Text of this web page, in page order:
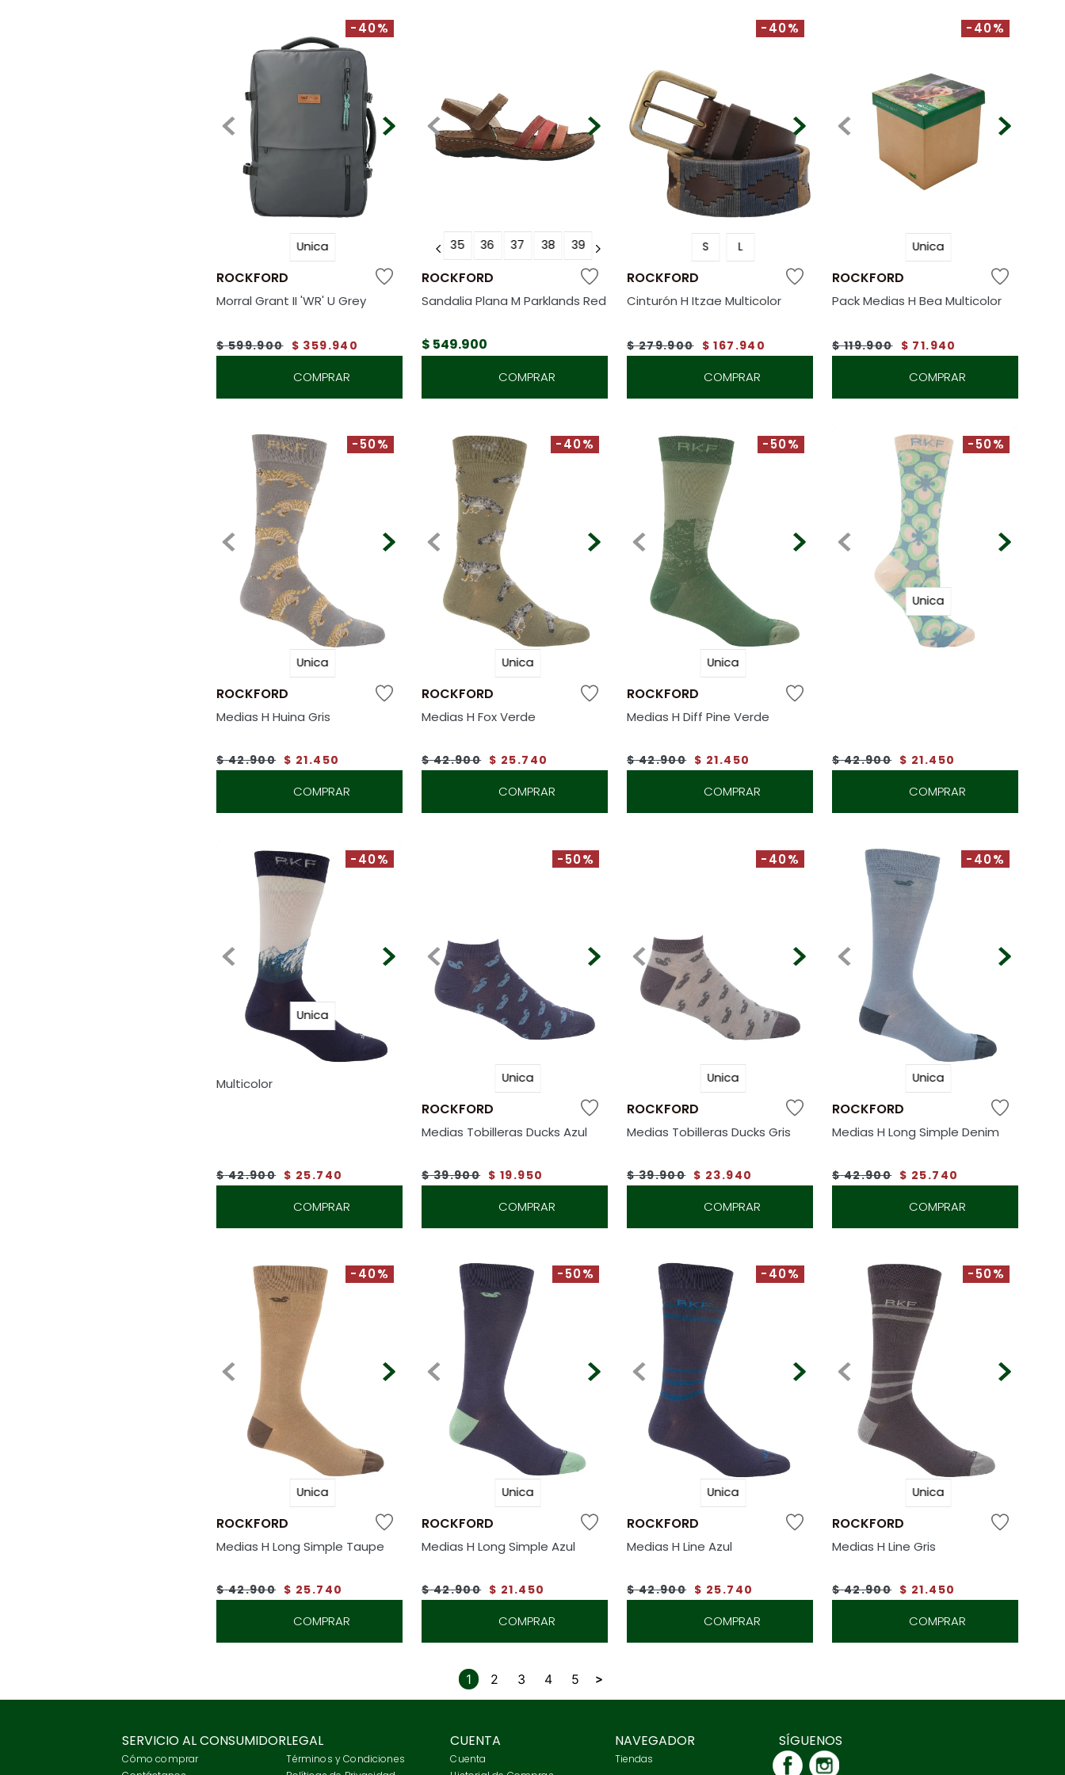
-40%
Unica
ROCKFORD
Morral Grant II 'WR' U Grey
$ 599.900 $ 359.940
COMPRAR
35 36 37 38 39
ROCKFORD
Sandalia Plana M Parklands Red
$ 549.900
COMPRAR
-40%
S L
ROCKFORD
Cinturón H Itzae Multicolor
$ 279.900 $ 167 .940
COMPRAR
-40%
Unica
ROCKFORD
Pack Medias H Bea Multicolor
$ 119.900 $ 71.940
COMPRAR
-50%
Unica
ROCKFORD
Medias H Huina Gris
$ 42.900 $ 21.450
COMPRAR
-40%
Unica
ROCKFORD
Medias H Fox Verde
$ 42.900 $ 25.740
COMPRAR
-50%
Unica
ROCKFORD
Medias H Diff Pine Verde
$ 42.900 $ 21.450
COMPRAR
-50%
Unica
$ 42.900 $ 21.450
COMPRAR
-40%
Unica
Multicolor
$ 42.900 $ 25.740
COMPRAR
-50%
Unica
ROCKFORD
Medias Tobilleras Ducks Azul
$ 39.900 $ 19.950
COMPRAR
-40%
Unica
ROCKFORD
Medias Tobilleras Ducks Gris
$ 39.900 $ 23.940
COMPRAR
-40%
Unica
ROCKFORD
Medias H Long Simple Denim
$ 42.900 $ 25.740
COMPRAR
-40%
Unica
ROCKFORD
Medias H Long Simple Taupe
$ 42.900 $ 25.740
COMPRAR
-50%
Unica
ROCKFORD
Medias H Long Simple Azul
$ 42.900 $ 21.450
COMPRAR
-40%
Unica
ROCKFORD
Medias H Line Azul
$ 42.900 $ 25.740
COMPRAR
-50%
Unica
ROCKFORD
Medias H Line Gris
$ 42.900 $ 21.450
COMPRAR
1 2 3 4 5
SERVICIO AL CONSUMIDOR
Cómo comprar
LEGAL
Términos y Condiciones
CUENTA
Cuenta
NAVEGADOR
Tiendas
SÍGUENOS